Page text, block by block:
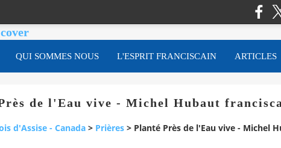
QUI SOMMES NOUS L'ESPRIT FRANCISCAIN ARTICLES
de l'Eau vive - Michel Hubaut
d'Assise - Canada > Prières > Planté Près de l'Eau vive - Michel